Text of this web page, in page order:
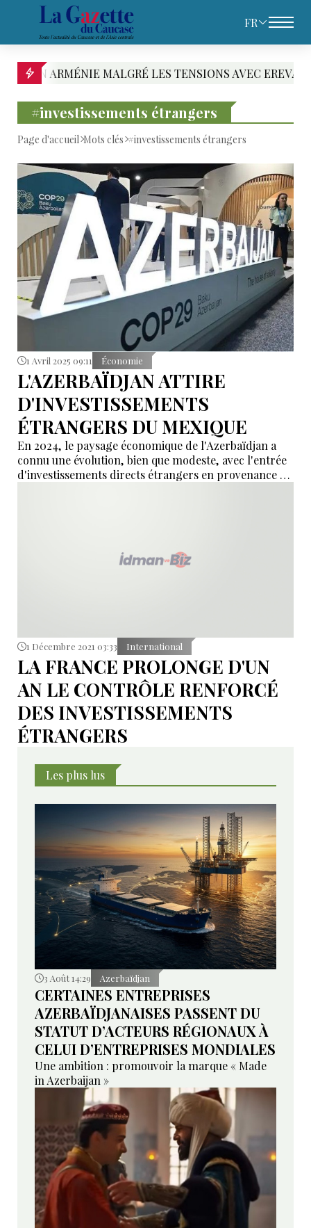
FR
MALGRÉ LES TENSIONS AVEC EREVAN
#investissements étrangers
Page d'accueil Mots clés #investissements étrangers
1 Avril 2025 09:11 Économie
L'AZERBAÏDJAN ATTIRE
D'INVESTISSEMENTS
ÉTRANGERS DU MEXIQUE
En 2024, le paysage économique de l'Azerbaïdjan a
connu une évolution, bien que modeste, avec l'entrée
d'investissements directs étrangers en provenance du
1 Décembre 2021 03:33 International
LA FRANCE PROLONGE D'UN
AN LE CONTRÔLE RENFORCÉ
DES INVESTISSEMENTS
ÉTRANGERS
Les plus lus
3 Août 14:29 Azerbaïdjan
CERTAINES ENTREPRISES
AZERBAÏDJANAISES PASSENT DU
STATUT D’ACTEURS RÉGIONAUX À
CELUI D’ENTREPRISES MONDIALES
Une ambition : promouvoir la marque « Made
in Azerbaijan »